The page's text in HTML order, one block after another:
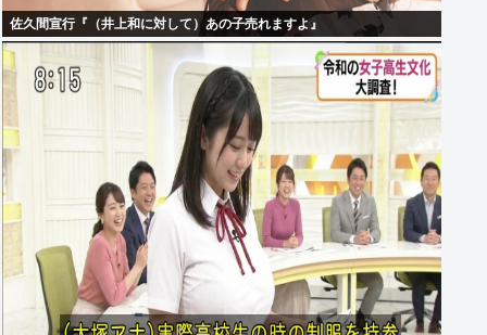
佐久間宣行『（井上和に対して）あの子売れますよ』